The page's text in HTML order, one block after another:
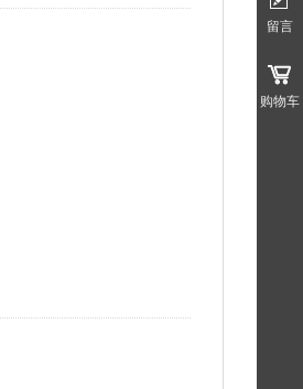
留言
购物车